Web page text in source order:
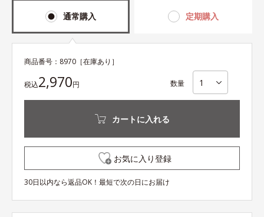
通常購入 定期購入
商品番号： 8970 ［在庫あり］
税込2,970円 数量
カートに入れる
お気に入り登録
30日以内なら返品OK！最短で次の日にお届け